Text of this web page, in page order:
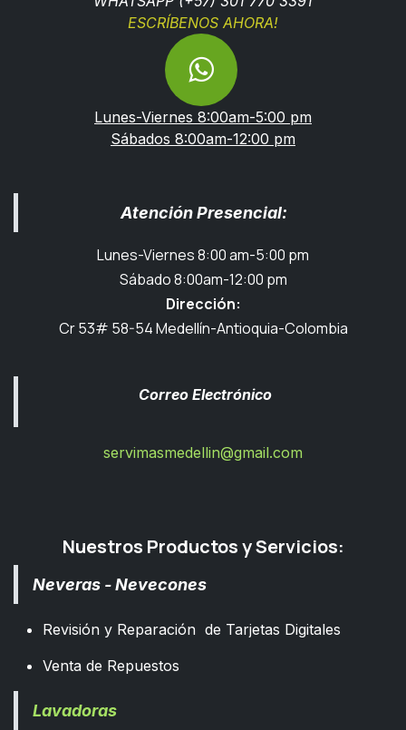
ESCRÍBENOS AHORA!
Lunes-Viernes 8:00am-5:00 pm
Sábados 8:00am-12:00 pm
Atención Presencial:
Lunes-Viernes 8:00 am-5:00 pm
Sábado 8:00am-12:00 pm
Dirección:
Cr 53# 58-54 Medellín-Antioquia-Colombia
Correo Electrónico
servimasmedellin@gmail.com
Nuestros Productos y Servicios:
Neveras - Nevecones
Revisión y Reparación de Tarjetas Digitales
Venta de Repuestos
Lavadoras